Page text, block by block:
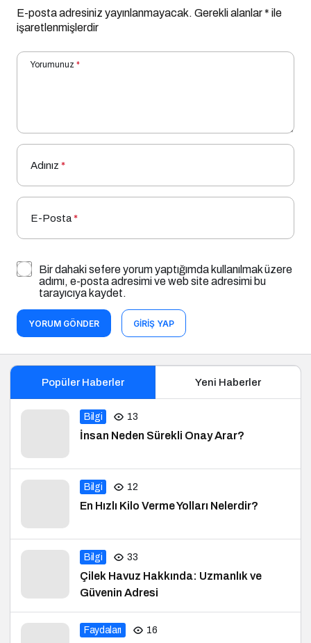
E-posta adresiniz yayınlanmayacak. Gerekli alanlar* ile
işaretlenmişlerdir
Yorumunuz *
Adınız *
E-Posta*
Bir dahaki sefere yorum yaptığımda kullanılmak üzere
adımı, e-posta adresimi ve web site adresimi bu
tarayıcıya kaydet.
YORUM GÖNDER GIRIŞ YAP
Popüler Haberler Yeni Haberler
Bilgi 13
İnsan Neden Sürekli Onay Arar?
Bilgi 12
En Hızlı Kilo Verme Yolları Nelerdir?
Bilgi 33
Çilek Havuz Hakkında: Uzmanlık ve
Güvenin Adresi
Faydaları 16